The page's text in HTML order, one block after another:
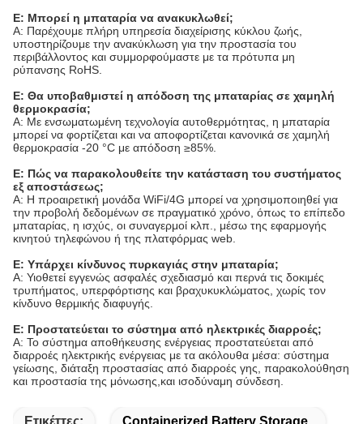
Ε: Μπορεί η μπαταρία να ανακυκλωθεί;
Α: Παρέχουμε πλήρη υπηρεσία διαχείρισης κύκλου ζωής,
υποστηρίζουμε την ανακύκλωση για την προστασία του
περιβάλλοντος και συμμορφούμαστε με τα πρότυπα μη
ρύπανσης RoHS.
Ε: Θα υποβαθμιστεί η απόδοση της μπαταρίας σε χαμηλή
θερμοκρασία;
Α: Με ενσωματωμένη τεχνολογία αυτοθερμότητας, η μπαταρία
μπορεί να φορτίζεται και να αποφορτίζεται κανονικά σε χαμηλή
θερμοκρασία -20 °C με απόδοση ≥85%.
Ε: Πώς να παρακολουθείτε την κατάσταση του συστήματος
εξ αποστάσεως;
Α: Η προαιρετική μονάδα WiFi/4G μπορεί να χρησιμοποιηθεί για
την προβολή δεδομένων σε πραγματικό χρόνο, όπως το επίπεδο
μπαταρίας, η ισχύς, οι συναγερμοί κλπ., μέσω της εφαρμογής
κινητού τηλεφώνου ή της πλατφόρμας web.
Ε: Υπάρχει κίνδυνος πυρκαγιάς στην μπαταρία;
Α: Υιοθετεί εγγενώς ασφαλές σχεδιασμό και περνά τις δοκιμές
τρυπήματος, υπερφόρτισης και βραχυκυκλώματος, χωρίς τον
κίνδυνο θερμικής διαφυγής.
Ε: Προστατεύεται το σύστημα από ηλεκτρικές διαρροές;
Α: Το σύστημα αποθήκευσης ενέργειας προστατεύεται από
διαρροές ηλεκτρικής ενέργειας με τα ακόλουθα μέσα: σύστημα
γείωσης, διάταξη προστασίας από διαρροές γης, παρακολούθηση
και προστασία της μόνωσης,και ισοδύναμη σύνδεση.